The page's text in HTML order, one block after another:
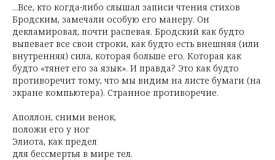
...Все, кто когда-либо слышал записи чтения стихов
Бродским, замечали особую его манеру. Он
декламировал, почти распевая. Бродский как будто
выпевает все свои строки, как будто есть внешняя (или
внутренняя) сила, которая больше его. Которая как
будто «тянет его за язык». И правда? Это как будто
противоречит тому, что мы видим на листе бумаги (на
экране компьютера). Странное противоречие.
Аполлон, сними венок,
положи его у ног
Элиота, как предел
для бессмертья в мире тел.